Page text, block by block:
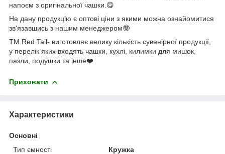
напоєм з оригінальної чашки.😋
На дану продукцію є оптові ціни з якими можна ознайомитися
зв'язавшись з нашим менеджером🤓
ТМ Red Tail- виготовляє велику кількість сувенірної продукції,
у перелік яких входять чашки, кухлі, килимки для мишок,
пазли, подушки та інше❤️
Приховати
Характеристики
Основні
Тип ємності
Кружка